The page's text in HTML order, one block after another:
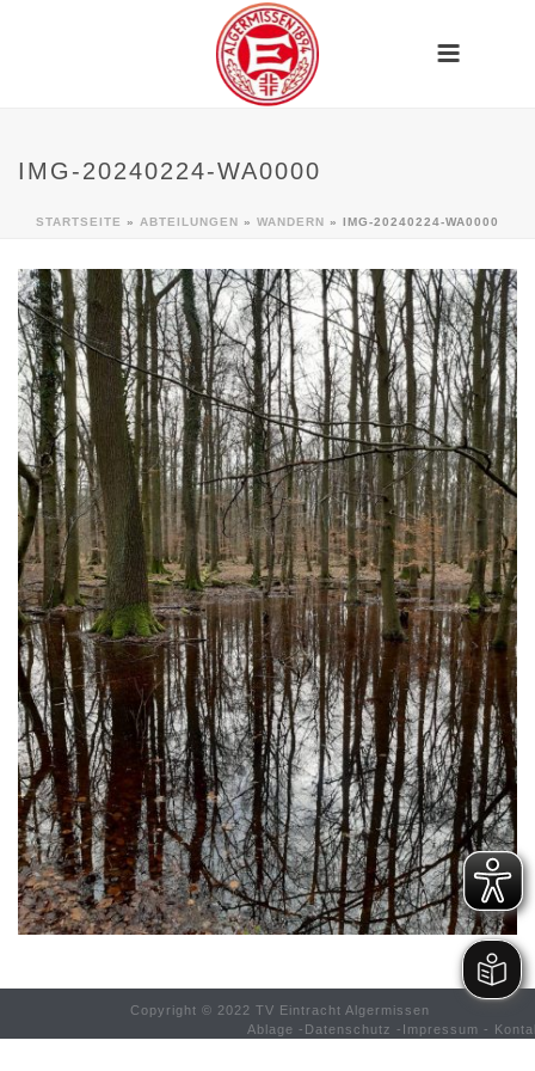
IMG-20240224-WA0000
STARTSEITE » ABTEILUNGEN » WANDERN » IMG-20240224-WA0000
Copyright © 2022 TV Eintracht Algermissen
Ablage - Datenschutz - Impressum -